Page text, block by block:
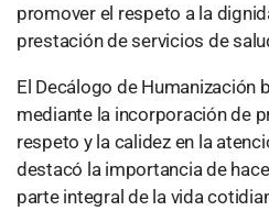
promover el respeto a la
prestación de servicios de
El Decálogo de Humanización
mediante la incorporación de
respeto y la calidez en la
destacó la importancia de
parte integral de la vida